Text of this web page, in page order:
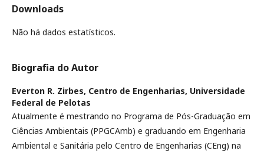
Downloads
Não há dados estatísticos.
Biografia do Autor
Everton R. Zirbes, Centro de Engenharias, Universidade
Federal de Pelotas
Atualmente é mestrando no Programa de Pós-Graduação em
Ciências Ambientais (PPGCAmb) e graduando em Engenharia
Ambiental e Sanitária pelo Centro de Engenharias (CEng) na